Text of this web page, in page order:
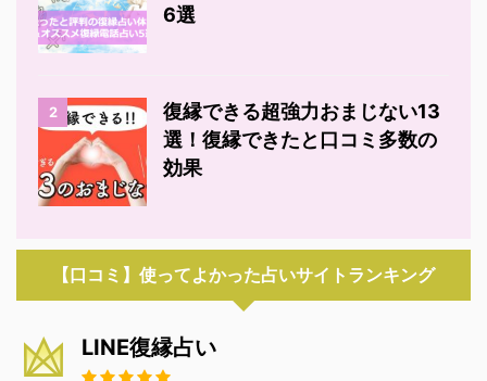
6選
2
復縁できる超強力おまじない13
選！復縁できたと口コミ多数の
効果
【口コミ】使ってよかった占いサイトランキング
LINE復縁占い